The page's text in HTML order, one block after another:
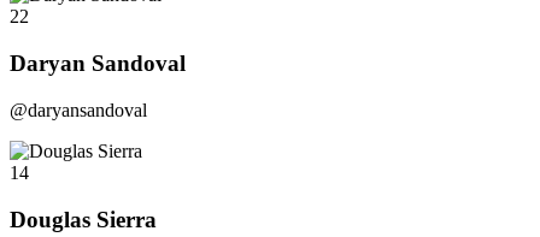
22
Daryan Sandoval
@daryansandoval
14
Douglas Sierra